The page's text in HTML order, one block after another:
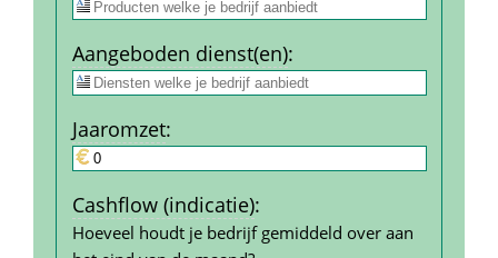
Aangeboden dienst(en):
Jaar­omzet:
Cashflow (indicatie):
Hoeveel houdt je bedrijf gemiddeld over aan